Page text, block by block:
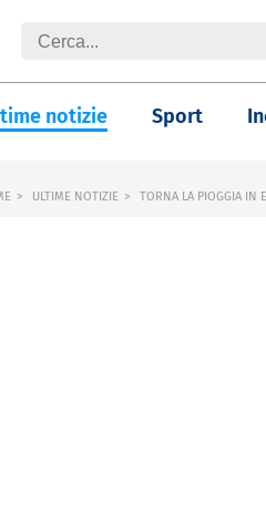
notizie Sport
ULTIME NOTIZIE TORNA LA PIOGGIA IN